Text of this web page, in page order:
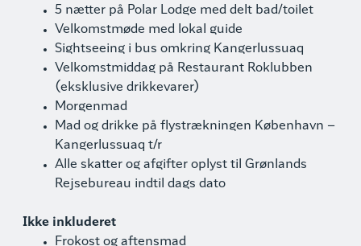
5 nætter på Polar Lodge med delt bad/toilet
Velkomstmøde med lokal guide
Sightseeing i bus omkring Kangerlussuaq
Velkomstmiddag på Restaurant Roklubben
(eksklusive drikkevarer)
Morgenmad
Mad og drikke på flystrækningen København –
Kangerlussuaq t/r
Alle skatter og afgifter oplyst til Grønlands
Rejsebureau indtil dags dato
Ikke inkluderet
Frokost og aftensmad